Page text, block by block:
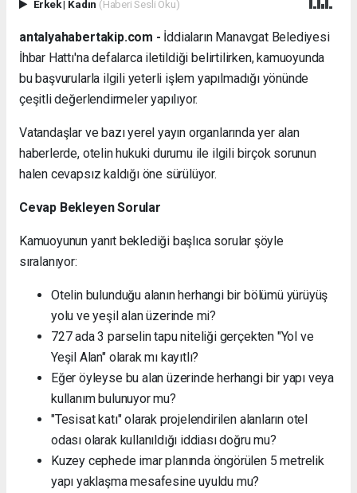
Erkek| Kadın (Haberi Sesli Oku)
antalyahabertakip.com - İddiaların Manavgat Belediyesi
İhbar Hattı'na defalarca iletildiği belirtilirken, kamuoyunda
bu başvurularla ilgili yeterli işlem yapılmadığı yönünde
çeşitli değerlendirmeler yapılıyor.
Vatandaşlar ve bazı yerel yayın organlarında yer alan
haberlerde, otelin hukuki durumu ile ilgili birçok sorunun
halen cevapsız kaldığı öne sürülüyor.
Cevap Bekleyen Sorular
Kamuoyunun yanıt beklediği başlıca sorular şöyle
sıralanıyor:
Otelin bulunduğu alanın herhangi bir bölümü yürüyüş
yolu ve yeşil alan üzerinde mi?
727 ada 3 parselin tapu niteliği gerçekten "Yol ve
Yeşil Alan" olarak mı kayıtlı?
Eğer öyleyse bu alan üzerinde herhangi bir yapı veya
kullanım bulunuyor mu?
"Tesisat katı" olarak projelendirilen alanların otel
odası olarak kullanıldığı iddiası doğru mu?
Kuzey cephede imar planında öngörülen 5 metrelik
yapı yaklaşma mesafesine uyuldu mu?